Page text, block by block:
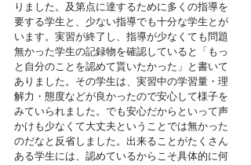
りました。及第点に達するために多くの指導を
要する学生と、少ない指導でも十分な学生とが
います。実習が終了し、指導が少なくても問題
無かった学生の記録物を確認していると「もっ
と自分のことを認めて貰いたかった」と書いて
ありました。その学生は、実習中の学習量・理
解力・態度などが良かったので安心して様子を
みていられました。でも安心だからといって声
かけも少なくて大丈夫ということでは無かった
のだなと反省しました。出来ることがたくさん
ある学生には、認めているからこそ具体的に何